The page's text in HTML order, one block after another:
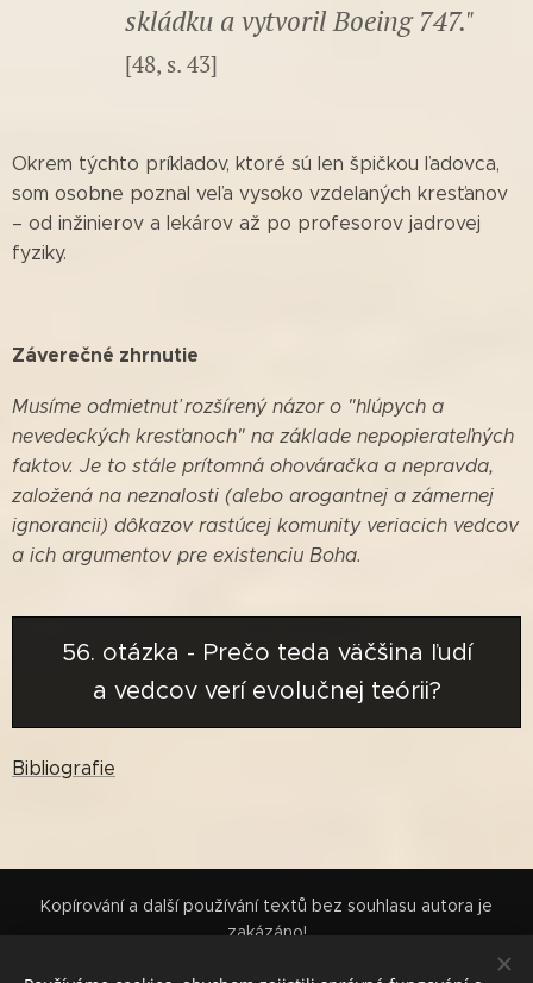
skládku a vytvoril Boeing 747."
[48, s. 43]
Okrem týchto príkladov, ktoré sú len špičkou ľadovca,
som osobne poznal veľa vysoko vzdelaných kresťanov
– od inžinierov a lekárov až po profesorov jadrovej
fyziky.
Záverečné zhrnutie
Musíme odmietnuť rozšírený názor o "hlúpych a
nevedeckých kresťanoch" na základe nepopierateľných
faktov. Je to stále prítomná ohováračka a nepravda,
založená na neznalosti (alebo arogantnej a zámernej
ignorancii) dôkazov rastúcej komunity veriacich vedcov
a ich argumentov pre existenciu Boha.
56. otázka - Prečo teda väčšina ľudí
a vedcov verí evolučnej teórii?
Bibliografie
Kopírování a další používání textů bez souhlasu autora je
zakázáno!
Pokud se vám obsah líbí, podpořte jej sdílením nebo nákupem